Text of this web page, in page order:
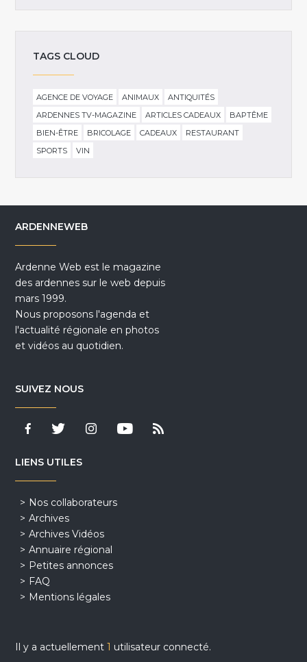
TAGS CLOUD
AGENCE DE VOYAGE ANIMAUX
ANTIQUITÉS
ARDENNES TV-MAGAZINE
ARTICLES CADEAUX
BAPTÊME
BIEN-ÊTRE
BRICOLAGE CADEAUX
RESTAURANT
SPORTS
VIN
ARDENNEWEB
Ardenne Web est le magazine
des ardennes sur le web depuis
mars 1999.
Nous proposons l'agenda et
l'actualité régionale en photos
et vidéos au quotidien.
SUIVEZ NOUS
LIENS UTILES
Nos collaborateurs
Archives
Archives Vidéos
Annuaire régional
Petites annonces
FAQ
Mentions légales
Il y a actuellement1 utilisateur connecté.